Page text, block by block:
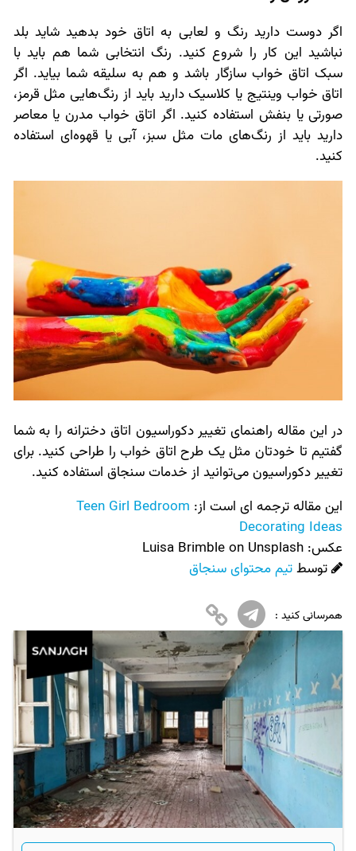
اگر دوست دارید رنگ و لعابی به اتاق خود بدهید شاید بلد
نباشید این کار را شروع کنید. رنگ انتخابی شما هم باید با
سبک اتاق خواب سازگار باشد و هم به سلیقه شما بیاید. اگر
اتاق خواب وینتیج یا کلاسیک دارید باید از رنگ‌هایی مثل قرمز،
صورتی یا بنفش استفاده کنید. اگر اتاق خواب مدرن یا معاصر
دارید باید از رنگ‌های مات مثل سبز، آبی یا قهوه‌ای استفاده
کنید.
در این مقاله راهنمای تغییر دکوراسیون اتاق دخترانه را به شما
گفتیم تا خودتان مثل یک طرح اتاق خواب را طراحی کنید. برای
تغییر دکوراسیون می‌توانید از خدمات سنجاق استفاده کنید.
این مقاله ترجمه ای است از: Teen Girl Bedroom
Decorating Ideas
عکس:‌ Luisa Brimble on Unsplash
توسطتیم محتوای سنجاق
همرسانی کنید :